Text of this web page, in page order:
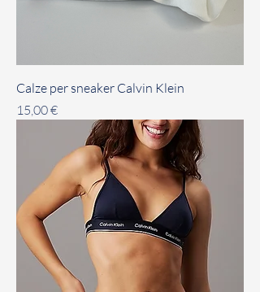
Calze per sneaker Calvin Klein
Prezzo
15,00 €